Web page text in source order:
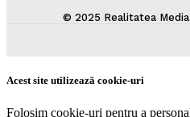
© 2025 Realitatea
Acest site utilizează cookie-uri
Folosim cookie-uri pentru a